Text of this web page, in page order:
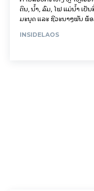
ດິນ, ນໍ້າ, ລົມ, ໄຟ ແມ່ນໍ້າ ເ
ມະນຸດ ແລະ ຊີວະນາໆພັນ ພ້
INSIDELAOS